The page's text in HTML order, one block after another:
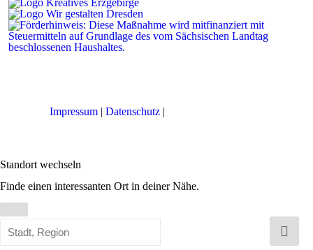
Impressum | Datenschutz |
Standort wechseln
Finde einen interessanten Ort in deiner Nähe.
wechseln